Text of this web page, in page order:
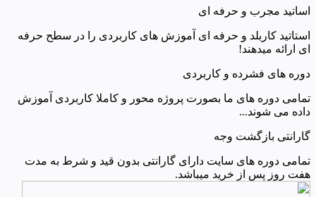
اساتید مجرب و حرفه ای
استاتید کاربلد و حرفه ای آموزش های کاربردی را در سطح حرفه
ای ارائه میدهند!
دوره های فشرده و کاربردی
تمامی دوره های ما بصورت پروژه محور و کاملا کاربردی آموزش
داده می شوند...
گارانتی بازگشت وجه
تمامی دوره های سایت دارای گارانتی بدون قید و شرط به مدت
هفت روز پس از خرید میباشد.